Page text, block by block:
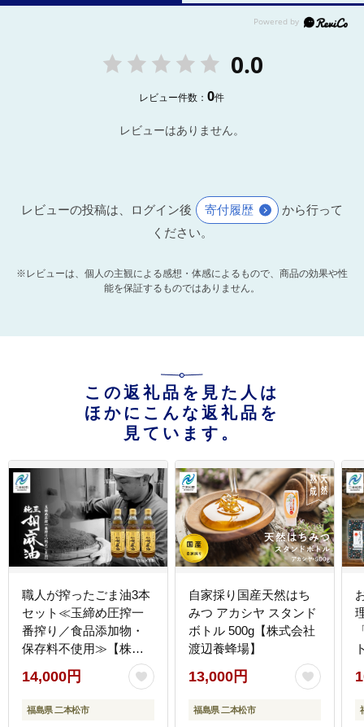
0.0
レビュー件数：0件
レビューはありません。
レビューの投稿は、ログイン後 寄付履歴
から行って
ください。
※レビューは、個人の主観による感想・体感によるもので、商品の効果や性
能を保証するものではありません。
この返礼品を見た人は
ほかにこんな返礼品を
見ています。
職人が搾ったごま油3本
セット≪玉締め圧搾一
番搾り／食品添加物・
保存料不使用≫【株式
会社たなつものカンパ
ニー】
14,000円
福島県 二本松市
自家採り国産天然はち
みつ アカシヤ スタンド
ボトル 500g【株式会社
渡辺養蜂場】
13,000円
福島県 二本松市